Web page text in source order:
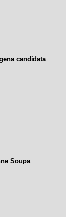
candidata
Soupa